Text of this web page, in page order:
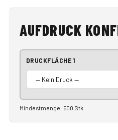
AUFDRUCK
DRUCKFLÄCHE 1
Mindestmenge: 500 Stk.